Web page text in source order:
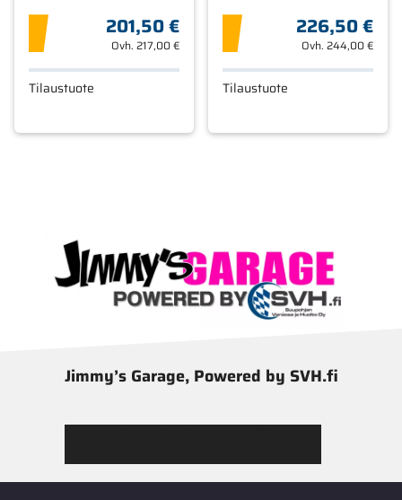
201,50 €
Ovh. 217,00 €
Tilaustuote
226,50 €
Ovh. 244,00 €
Tilaustuote
Jimmy’s Garage, Powered by SVH.fi